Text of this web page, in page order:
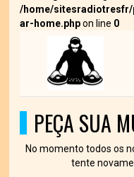
/home/
ar-home.phpon line 0
PEÇA SUA
No momento todos os
tente